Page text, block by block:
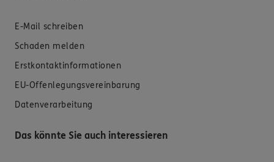
E-Mail schreiben
Schaden melden
Erstkontaktinformationen
EU-Offenlegungsvereinbarung
Datenverarbeitung
Das könnte Sie auch interessieren